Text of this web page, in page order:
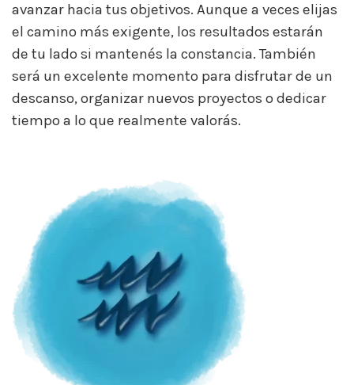
avanzar hacia tus objetivos. Aunque a veces elijas
el camino más exigente, los resultados estarán
de tu lado si mantenés la constancia. También
será un excelente momento para disfrutar de un
descanso, organizar nuevos proyectos o dedicar
tiempo a lo que realmente valorás.